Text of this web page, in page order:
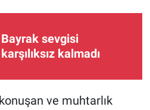
Bayrak sevgisi
karşılıksız kalmadı
konuşan ve muhtarlık